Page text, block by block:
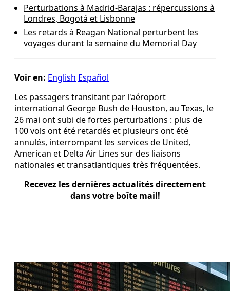
Perturbations à Madrid-Barajas : répercussions à
Londres, Bogotá et Lisbonne
Les retards à Reagan National perturbent les
voyages durant la semaine du Memorial Day
Voir en: English Español
Les passagers transitant par l'aéroport
international George Bush de Houston, au Texas, le
26 mai ont subi de fortes perturbations : plus de
100 vols ont été retardés et plusieurs ont été
annulés, interrompant les services de United,
American et Delta Air Lines sur des liaisons
nationales et transatlantiques très fréquentées.
Recevez les dernières actualités directement
dans votre boîte mail!